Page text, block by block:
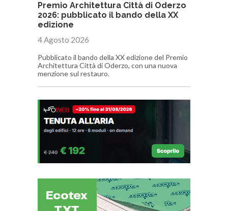
Premio Architettura Città di Oderzo
2026: pubblicato il bando della XX
edizione
4 Agosto 2026
Pubblicato il bando della XX edizione del Premio
Architettura Città di Oderzo, con una nuova
menzione sul restauro.